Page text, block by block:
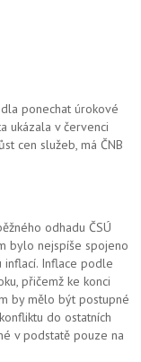
ponechat úrokové
ukázala v červenci
cen služeb, má ČNB
odhadu ČSÚ
bylo nejspíše spojeno
inflací. Inflace podle
přičemž ke konci
by mělo být postupné
do ostatních
v podstatě pouze na